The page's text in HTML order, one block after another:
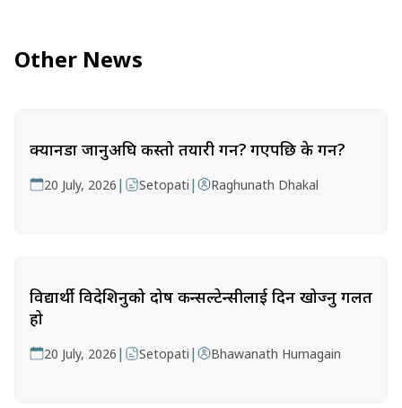
Other News
क्यानडा जानुअघि कस्तो तयारी गर्ने? गएपछि के गर्ने?
20 July, 2026 | Setopati | Raghunath Dhakal
विद्यार्थी विदेशिनुको दोष कन्सल्टेन्सीलाई दिन खोज्नु गलत
हो
20 July, 2026 | Setopati | Bhawanath Humagain